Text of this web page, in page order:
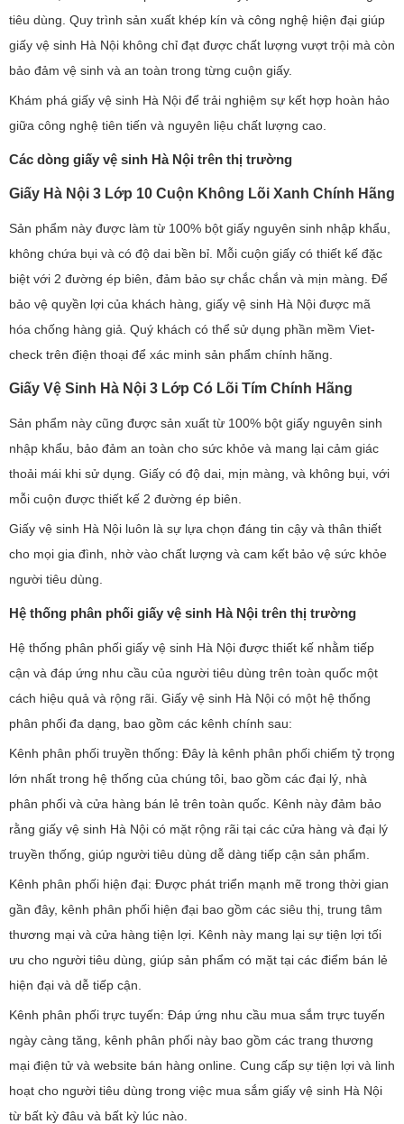
tiêu dùng. Quy trình sản xuất khép kín và công nghệ hiện đại giúp
giấy vệ sinh Hà Nội không chỉ đạt được chất lượng vượt trội mà còn
bảo đảm vệ sinh và an toàn trong từng cuộn giấy.
Khám phá giấy vệ sinh Hà Nội để trải nghiệm sự kết hợp hoàn hảo
giữa công nghệ tiên tiến và nguyên liệu chất lượng cao.
Các dòng giấy vệ sinh Hà Nội trên thị trường
Giấy Hà Nội 3 Lớp 10 Cuộn Không Lõi Xanh Chính Hãng
Sản phẩm này được làm từ 100% bột giấy nguyên sinh nhập khẩu,
không chứa bụi và có độ dai bền bỉ. Mỗi cuộn giấy có thiết kế đặc
biệt với 2 đường ép biên, đảm bảo sự chắc chắn và mịn màng. Để
bảo vệ quyền lợi của khách hàng, giấy vệ sinh Hà Nội được mã
hóa chống hàng giả. Quý khách có thể sử dụng phần mềm Viet-
check trên điện thoại để xác minh sản phẩm chính hãng.
Giấy Vệ Sinh Hà Nội 3 Lớp Có Lõi Tím Chính Hãng
Sản phẩm này cũng được sản xuất từ 100% bột giấy nguyên sinh
nhập khẩu, bảo đảm an toàn cho sức khỏe và mang lại cảm giác
thoải mái khi sử dụng. Giấy có độ dai, mịn màng, và không bụi, với
mỗi cuộn được thiết kế 2 đường ép biên.
Giấy vệ sinh Hà Nội luôn là sự lựa chọn đáng tin cậy và thân thiết
cho mọi gia đình, nhờ vào chất lượng và cam kết bảo vệ sức khỏe
người tiêu dùng.
Hệ thống phân phối giấy vệ sinh Hà Nội trên thị trường
Hệ thống phân phối giấy vệ sinh Hà Nội được thiết kế nhằm tiếp
cận và đáp ứng nhu cầu của người tiêu dùng trên toàn quốc một
cách hiệu quả và rộng rãi. Giấy vệ sinh Hà Nội có một hệ thống
phân phối đa dạng, bao gồm các kênh chính sau:
Kênh phân phối truyền thống: Đây là kênh phân phối chiếm tỷ trọng
lớn nhất trong hệ thống của chúng tôi, bao gồm các đại lý, nhà
phân phối và cửa hàng bán lẻ trên toàn quốc. Kênh này đảm bảo
rằng giấy vệ sinh Hà Nội có mặt rộng rãi tại các cửa hàng và đại lý
truyền thống, giúp người tiêu dùng dễ dàng tiếp cận sản phẩm.
Kênh phân phối hiện đại: Được phát triển mạnh mẽ trong thời gian
gần đây, kênh phân phối hiện đại bao gồm các siêu thị, trung tâm
thương mại và cửa hàng tiện lợi. Kênh này mang lại sự tiện lợi tối
ưu cho người tiêu dùng, giúp sản phẩm có mặt tại các điểm bán lẻ
hiện đại và dễ tiếp cận.
Kênh phân phối trực tuyến: Đáp ứng nhu cầu mua sắm trực tuyến
ngày càng tăng, kênh phân phối này bao gồm các trang thương
mại điện tử và website bán hàng online. Cung cấp sự tiện lợi và linh
hoạt cho người tiêu dùng trong việc mua sắm giấy vệ sinh Hà Nội
từ bất kỳ đâu và bất kỳ lúc nào.